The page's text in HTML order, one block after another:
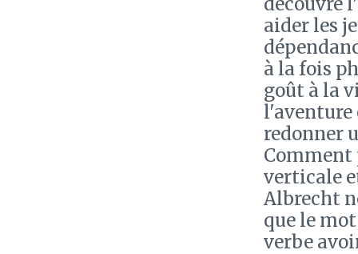
aider les
à la fois
goût à la
l'aventure
redonner
Comment
verticale
Albrecht
que le
verbe